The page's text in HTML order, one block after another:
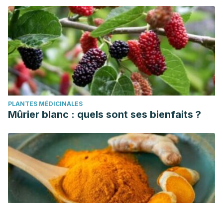
PLANTES MÉDICINALES
Mûrier blanc : quels sont ses bienfaits ?